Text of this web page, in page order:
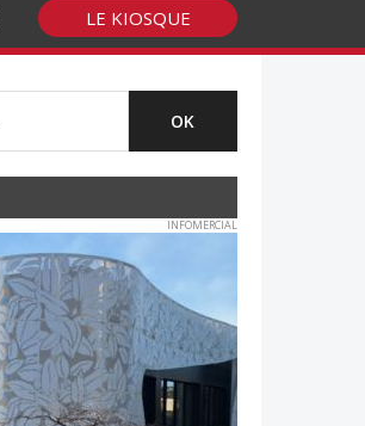
LE KIOSQUE
INFOMERCIAL